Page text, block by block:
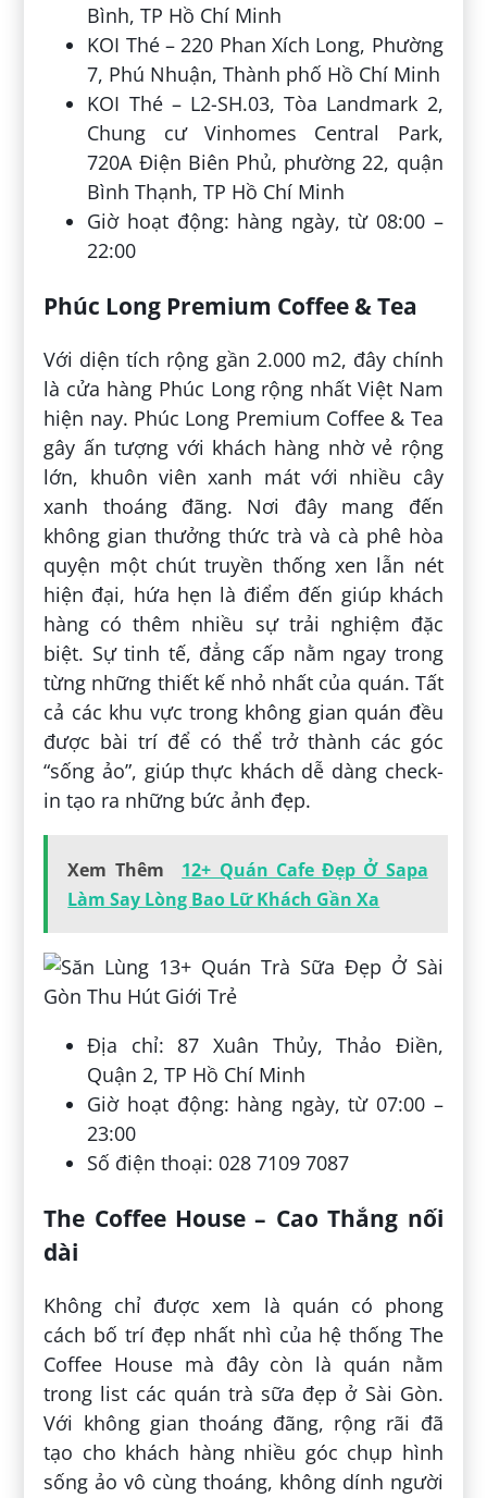
Bình, TP Hồ Chí Minh
KOI Thé – 220 Phan Xích Long, Phường
7, Phú Nhuận, Thành phố Hồ Chí Minh
KOI Thé – L2-SH.03, Tòa Landmark 2,
Chung cư Vinhomes Central Park,
720A Điện Biên Phủ, phường 22, quận
Bình Thạnh, TP Hồ Chí Minh
Giờ hoạt động: hàng ngày, từ 08:00 –
22:00
Phúc Long Premium Coffee & Tea
Với diện tích rộng gần 2.000 m2, đây chính
là cửa hàng Phúc Long rộng nhất Việt Nam
hiện nay. Phúc Long Premium Coffee & Tea
gây ấn tượng với khách hàng nhờ vẻ rộng
lớn, khuôn viên xanh mát với nhiều cây
xanh thoáng đãng. Nơi đây mang đến
không gian thưởng thức trà và cà phê hòa
quyện một chút truyền thống xen lẫn nét
hiện đại, hứa hẹn là điểm đến giúp khách
hàng có thêm nhiều sự trải nghiệm đặc
biệt. Sự tinh tế, đẳng cấp nằm ngay trong
từng những thiết kế nhỏ nhất của quán. Tất
cả các khu vực trong không gian quán đều
được bài trí để có thể trở thành các góc
“sống ảo”, giúp thực khách dễ dàng check-
in tạo ra những bức ảnh đẹp.
Xem Thêm
12+ Quán Cafe Đẹp Ở Sapa
Làm Say Lòng Bao Lữ Khách Gần Xa
Địa chỉ: 87 Xuân Thủy, Thảo Điền,
Quận 2, TP Hồ Chí Minh
Giờ hoạt động: hàng ngày, từ 07:00 –
23:00
Số điện thoại: 028 7109 7087
The Coffee House – Cao Thắng nối
dài
Không chỉ được xem là quán có phong
cách bố trí đẹp nhất nhì của hệ thống The
Coffee House mà đây còn là quán nằm
trong list các quán trà sữa đẹp ở Sài Gòn.
Với không gian thoáng đãng, rộng rãi đã
tạo cho khách hàng nhiều góc chụp hình
sống ảo vô cùng thoáng, không dính người